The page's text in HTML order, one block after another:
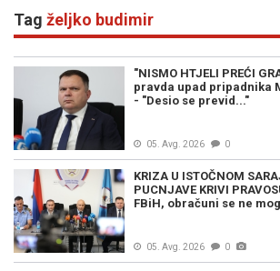
Tag željko budimir
"NISMO HTJELI PREĆI
pravda upad pripadnika
- "Desio se previd..."
05. Avg. 2026 0
KRIZA U ISTOČNOM
PUCNJAVE KRIVI
FBiH, obračuni se ne
05. Avg. 2026 0